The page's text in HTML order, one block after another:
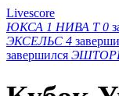
Livescore
ЮКСА 1 НИВА Т 0
ЭКСЕЛЬС 4
завершился